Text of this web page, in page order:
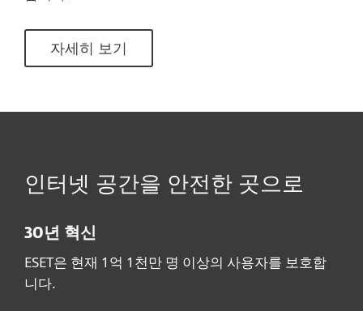
자세히 보기
인터넷 공간을 안전한 곳으로
30년 혁신
ESET은 현재 1억 1천만 명 이상의 사용자를 보호합
니다.